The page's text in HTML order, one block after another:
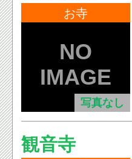
お寺
写真なし
観音寺